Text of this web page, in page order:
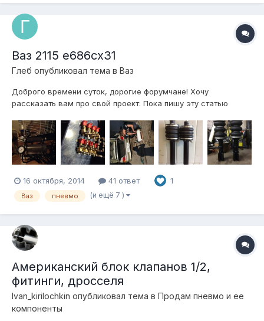
Ваз 2115 е686сх31
Глеб опубликовал тема в Ваз
Доброго времени суток, дорогие форумчане! Хочу
рассказать вам про свой проект. Пока пишу эту статью
подробно, и так: 1. Были куплены клапана "Atiker" 8 штук,
соответственно блок будет 4 контура, огромная куча
фитингов "camozzi" осталос...
16 октября, 2014 41 ответ 1
Ваз пневмо (и ещё 7 )
Американский блок клапанов 1/2,
фитинги, дросселя
Ivan_kirilochkin опубликовал тема в Продам пневмо и ее
компоненты